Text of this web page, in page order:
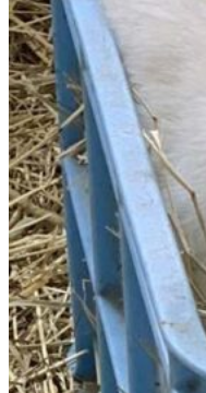
ム）
2026 北海道の
堀り情報
北海道の
季｜北海
の季節を
真で紹介
2026 北海
道の花特
｜季節の
花・桜
山植物
2026 北